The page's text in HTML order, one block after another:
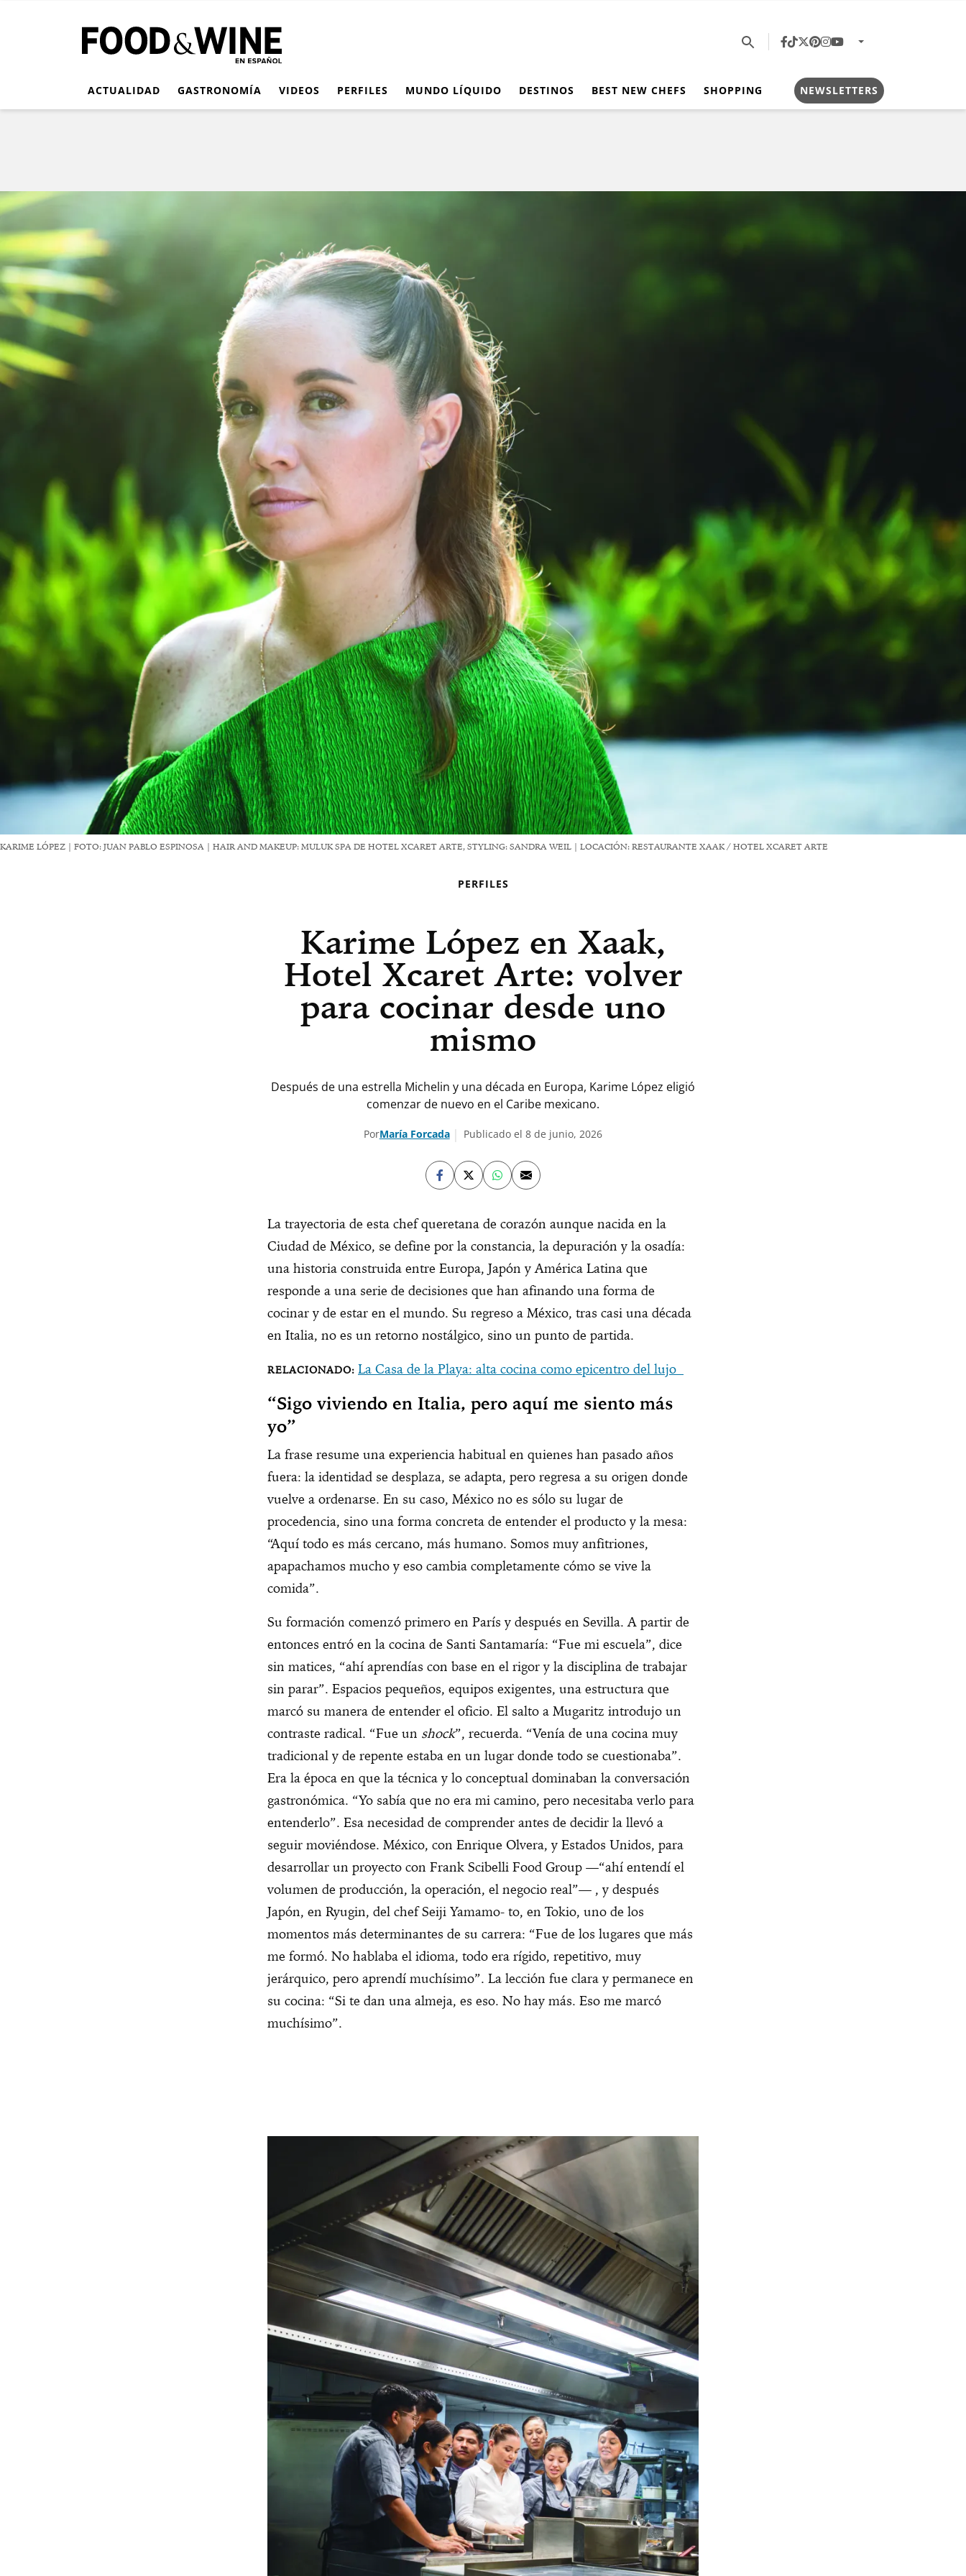
ACTUALIDAD GASTRONOMÍA VIDEOS PERFILES MUNDO LÍQUIDO DESTINOS BEST NEW CHEFS SHOPPING NEWSLETTERS
KARIME LÓPEZ | FOTO: JUAN PABLO ESPINOSA | HAIR AND MAKEUP: MULUK SPA DE HOTEL XCARET ARTE, STYLING: SANDRA WEIL | LOCACIÓN: RESTAURANTE XAAK / HOTEL XCARET ARTE
PERFILES
Karime López en Xaak,
Hotel Xcaret Arte: volver
para cocinar desde uno
mismo
Después de una estrella Michelin y una década en Europa, Karime López eligió
comenzar de nuevo en el Caribe mexicano.
PorMaría Forcada Publicado el 8 de junio, 2026
La trayectoria de esta chef queretana de corazón aunque nacida en la
Ciudad de México, se define por la constancia, la depuración y la osadía:
una historia construida entre Europa, Japón y América Latina que
responde a una serie de decisiones que han afinando una forma de
cocinar y de estar en el mundo. Su regreso a México, tras casi una década
en Italia, no es un retorno nostálgico, sino un punto de partida.
La Casa de la Playa: alta cocina como epicentro del lujo
“Sigo viviendo en Italia, pero aquí me siento más
yo”
La frase resume una experiencia habitual en quienes han pasado años
fuera: la identidad se desplaza, se adapta, pero regresa a su origen donde
vuelve a ordenarse. En su caso, México no es sólo su lugar de
procedencia, sino una forma concreta de entender el producto y la mesa:
“Aquí todo es más cercano, más humano. Somos muy anfitriones,
apapachamos mucho y eso cambia completamente cómo se vive la
comida”.
Su formación comenzó primero en París y después en Sevilla. A partir de
entonces entró en la cocina de Santi Santamaría: “Fue mi escuela”, dice
sin matices, “ahí aprendías con base en el rigor y la disciplina de trabajar
sin parar”. Espacios pequeños, equipos exigentes, una estructura que
marcó su manera de entender el oficio. El salto a Mugaritz introdujo un
contraste radical. “Fue un shock”, recuerda. “Venía de una cocina muy
tradicional y de repente estaba en un lugar donde todo se cuestionaba”.
Era la época en que la técnica y lo conceptual dominaban la conversación
gastronómica. “Yo sabía que no era mi camino, pero necesitaba verlo para
entenderlo”. Esa necesidad de comprender antes de decidir la llevó a
seguir moviéndose. México, con Enrique Olvera, y Estados Unidos, para
desarrollar un proyecto con Frank Scibelli Food Group —“ahí entendí el
volumen de producción, la operación, el negocio real”— , y después
Japón, en Ryugin, del chef Seiji Yamamo- to, en Tokio, uno de los
momentos más determinantes de su carrera: “Fue de los lugares que más
me formó. No hablaba el idioma, todo era rígido, repetitivo, muy
jerárquico, pero aprendí muchísimo”. La lección fue clara y permanece en
su cocina: “Si te dan una almeja, es eso. No hay más. Eso me marcó
muchísimo”.